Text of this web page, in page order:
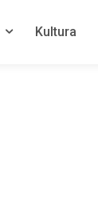
Kultura